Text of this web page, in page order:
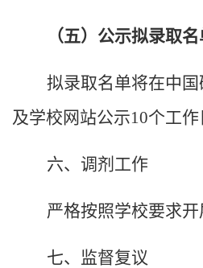
（五）公示拟录取
拟录取名单将在中
及学校网站公示10个工作
六、调剂工作
严格按照学校要求开
七、监督复议